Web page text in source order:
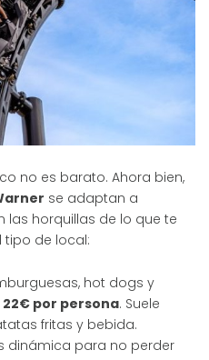
no es barato. Ahora bien,
se adaptan a
las horquillas de lo que te
tipo de local:
hot dogs y
22€ por persona. Suele
fritas y bebida.
dinámica para no perder